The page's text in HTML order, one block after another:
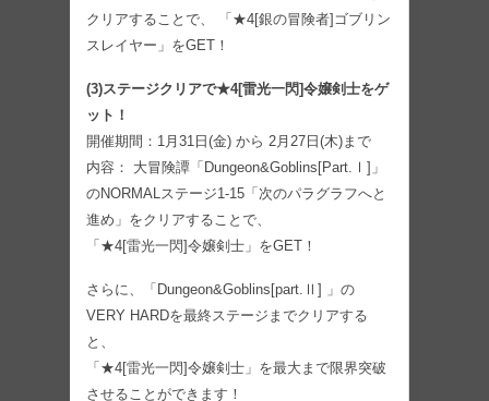
クリアすることで、 「★4[銀の冒険者]ゴブリン
スレイヤー」をGET！
(3)ステージクリアで★4[雷光一閃]令嬢剣士をゲ
ット！
開催期間：1月31日(金) から 2月27日(木)まで
内容： 大冒険譚「Dungeon&Goblins[Part.Ⅰ]」
のNORMALステージ1-15「次のパラグラフへと
進め」をクリアすることで、
「★4[雷光一閃]令嬢剣士」をGET！
さらに、「Dungeon&Goblins[part.Ⅱ] 」の
VERY HARDを最終ステージまでクリアする
と、
「★4[雷光一閃]令嬢剣士」を最大まで限界突破
させることができます！